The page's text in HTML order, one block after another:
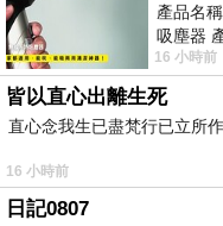
產品名
吸塵器
線手持
16 小時前
皆以直心出離生死
直心念我生已盡梵行已立所
16 小時前
日記0807